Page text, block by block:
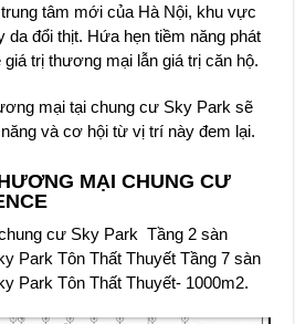
tâm mới của Hà Nội, khu vực
da đổi thịt. Hứa hẹn tiềm năng phát
trị thương mại lẫn giá trị căn hộ.
mại tại chung cư Sky Park sẽ
và cơ hội từ vị trí này đem lại.
MẠI CHUNG CƯ
cư Sky Park Tầng 2 sàn
Park Tôn Thất Thuyết Tầng 7 sàn
Park Tôn Thất Thuyết- 1000m2.